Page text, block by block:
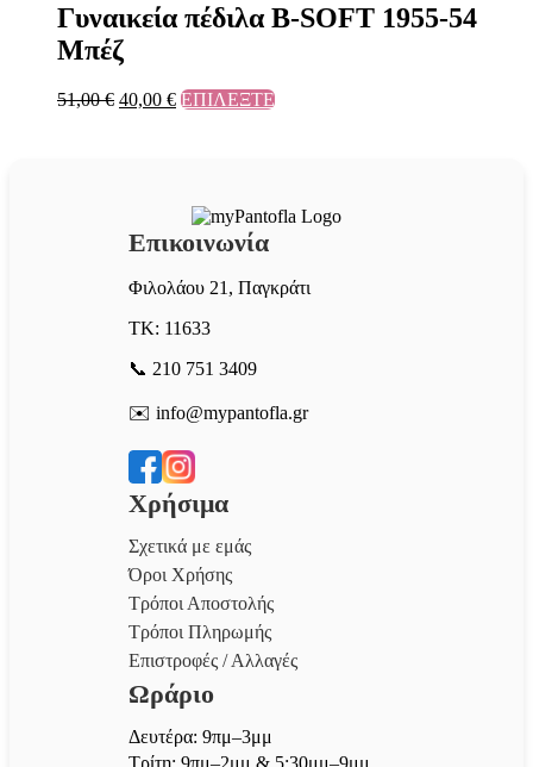
Γυναικεία πέδιλα B-SOFT 1955-54
Μπέζ
51,00€ 40,00 € ΕΠΙΛΕΞΤΕ
Επικοινωνία
Φιλολάου 21, Παγκράτι
ΤΚ: 11633
📞 210 751 3409
✉️ info@mypantofla.gr
Χρήσιμα
Σχετικά με εμάς
Όροι Χρήσης
Τρόποι Αποστολής
Τρόποι Πληρωμής
Επιστροφές / Αλλαγές
Ωράριο
Δευτέρα: 9πμ–3μμ